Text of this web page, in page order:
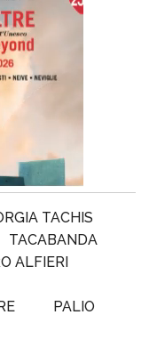
TACHIS
TACABANDA
ALFIERI
PALIO